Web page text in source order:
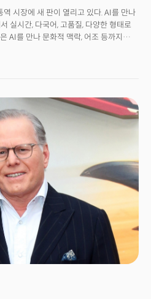
한기'를 지켜보는 기존 투자자들을
이 총 530억 달러(약 69조 8911억 원)에
확장하고 있습니다. 2020년 이후 220억
금을 조달했으며 2022년에는 500명이
타트업 전용 펀드와 아메리칸
시장에 새 판이 열리고 있다. AI를 만나
실시간, 다국어, 고품질, 다양한 형태로
AI를 만나 문화적 맥락, 어조 등까지
해 언어가 실시간으로 번역, 음악과
세다.이에 인간을 고용해야 했던 기존